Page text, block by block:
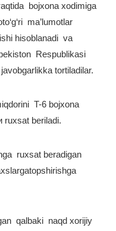
bojxona xodimiga
ma’lumotlar
hisoblanadi va
Respublikasi
tortiladilar.
T-6 bojxona
ruxsat beriladi.
ruxsat beradigan
qalbaki naqd xorijiy